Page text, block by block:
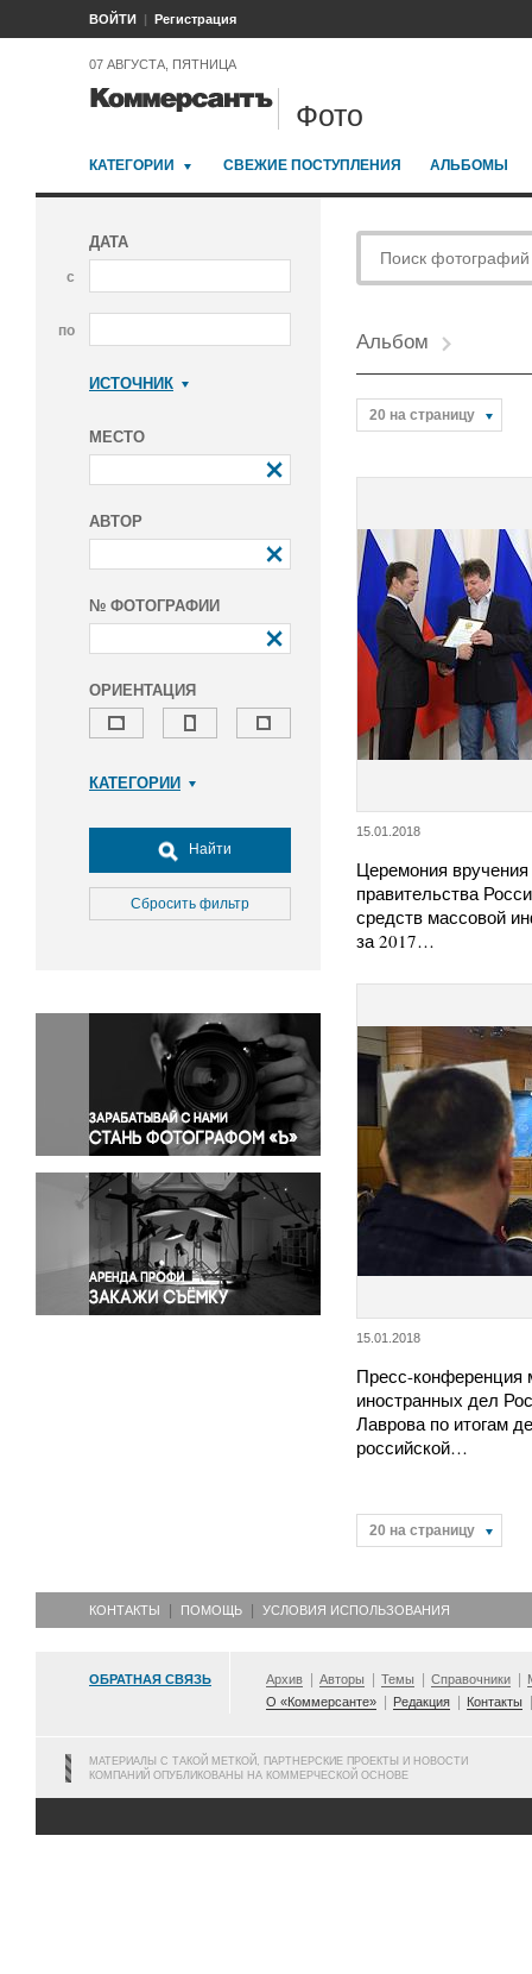
ВОЙТИ Регистрация
07 АВГУСТА, ПЯТНИЦА
Фото
КАТЕГОРИИ СВЕЖИЕ ПОСТУПЛЕНИЯ АЛЬБОМЫ
ДАТА
с
по
ИСТОЧНИК
МЕСТО
АВТОР
№ ФОТОГРАФИИ
ОРИЕНТАЦИЯ
КАТЕГОРИИ
Досуг, туризм и отдых
Культура
Медицина
Окружающая среда
Политика
Правосудие
Происшествия и конфликты
Религия
Светская жизнь
Спорт
Экология
Экономика и бизнес
Найти
Сбросить фильтр
Альбом
20 на страницу
15.01.2018
Церемония
правительства
средств массовой
за 2017…
15.01.2018
Пресс-конференция
иностранных дел
Лаврова по итогам
российской…
20 на страницу
КОНТАКТЫ ПОМОЩЬ УСЛОВИЯ ИСПОЛЬЗОВАНИЯ
ОБРАТНАЯ СВЯЗЬ Архив Авторы Темы Справочники
О «Коммерсанте»
Редакция Контакты
МАТЕРИАЛЫ С ТАКОЙ МЕТКОЙ, ПАРТНЕРСКИЕ ПРОЕКТЫ И НОВОСТИ
КОМПАНИЙ ОПУБЛИКОВАНЫ НА КОММЕРЧЕСКОЙ ОСНОВЕ